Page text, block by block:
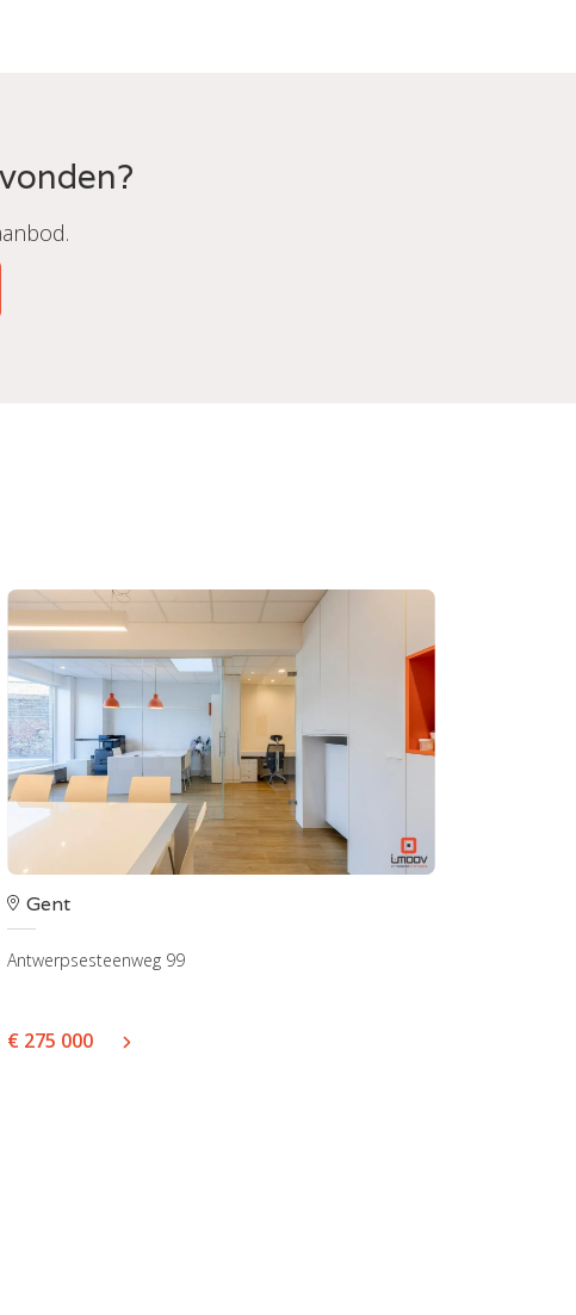
Gent
Antwerpsesteenweg 99
€ 275 000